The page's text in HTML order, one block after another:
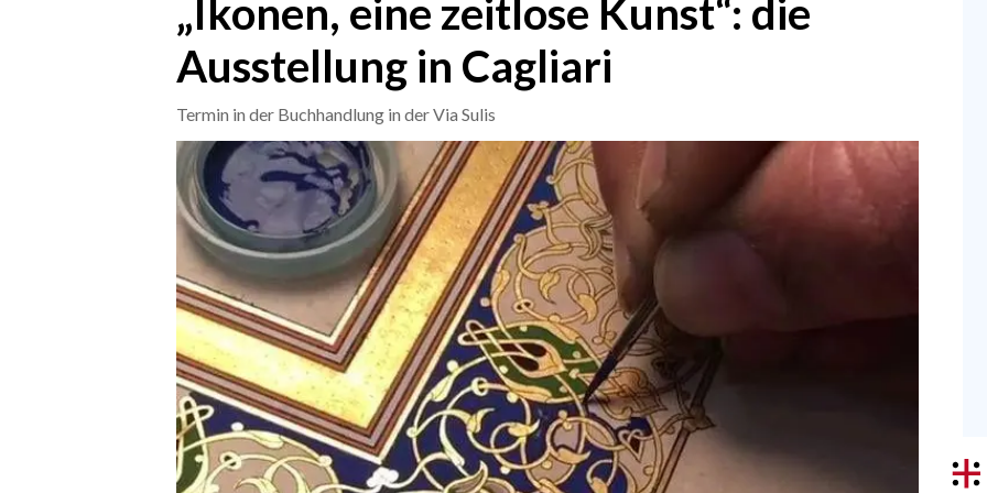
SERVIZI ALLE IMPRESE
RISULTATI E CLASSIFICHE
„Ikonen, eine zeitlose Kunst“: die
Ausstellung in Cagliari
Termin in der Buchhandlung in der Via Sulis